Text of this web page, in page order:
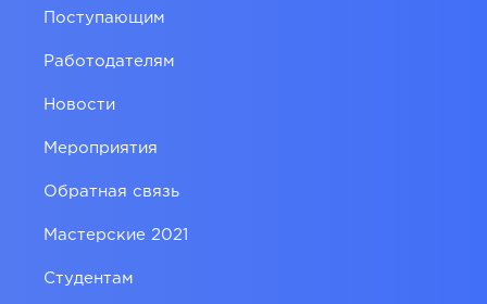
Поступающим
Работодателям
Новости
Мероприятия
Обратная связь
Мастерские 2021
Студентам